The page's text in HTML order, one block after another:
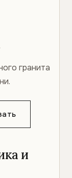
гранита
и